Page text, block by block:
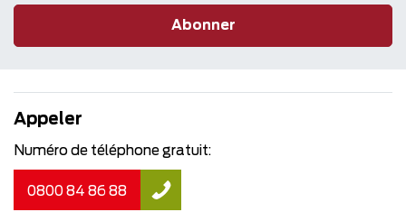
Abonner
Appeler
Numéro de téléphone gratuit:
0800 84 86 88